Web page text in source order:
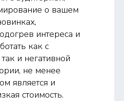
о вашем
интереса и
как с
и негативной
не менее
является и
стоимость.